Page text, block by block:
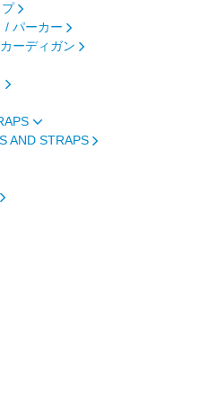
プ
/ パーカー
ーディガン
AND STRAPS